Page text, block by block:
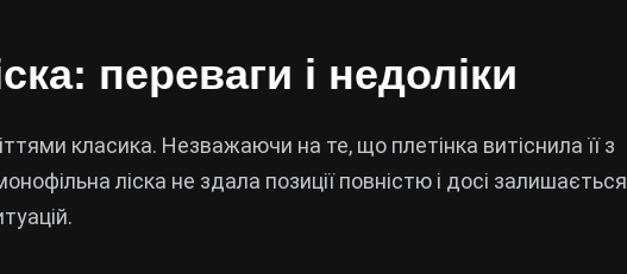
переваги і недоліки
класика. Незважаючи на те, що плетінка витіснила її з
ліска не здала позиції повністю і досі залишається